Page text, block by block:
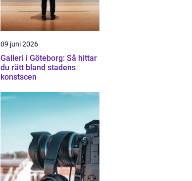
09 juni 2026
Galleri i Göteborg: Så hittar
du rätt bland stadens
konstscen